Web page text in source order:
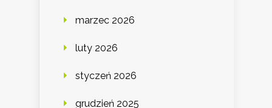
marzec 2026
luty 2026
styczeń 2026
grudzień 2025